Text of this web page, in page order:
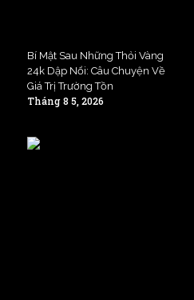
Bí Mật Sau Những Thỏi Vàng
24k Dập Nổi: Câu Chuyện Về
Giá Trị Trường Tồn
Tháng 8 5, 2026